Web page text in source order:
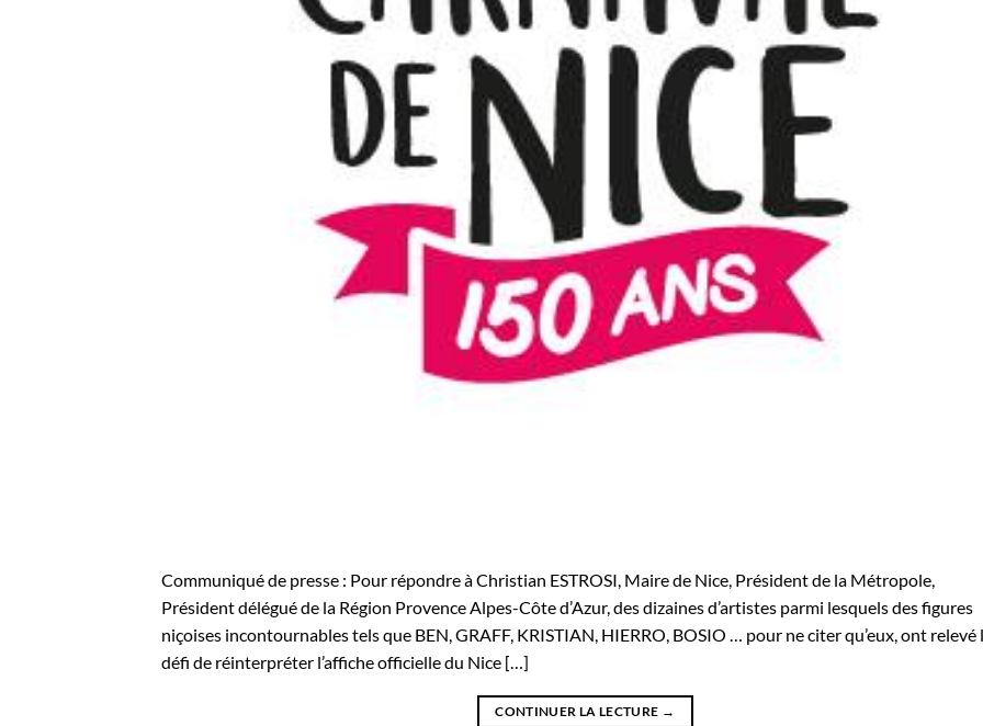
Communiqué de presse : Pour répondre à Christian ESTROSI, Maire de Nice, Président de la Métropole,
Président délégué de la Région Provence ­Alpes-Côte d’Azur, des dizaines d’artistes parmi lesquels des figures
niçoises incontournables tels que BEN, GRAFF, KRISTIAN, HIERRO, BOSIO … pour ne citer qu’eux, ont relevé
défi de réinterpréter l’affiche officielle du Nice […]
CONTINUER LA LECTURE →